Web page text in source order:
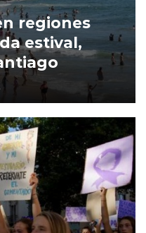
regiones
estival,